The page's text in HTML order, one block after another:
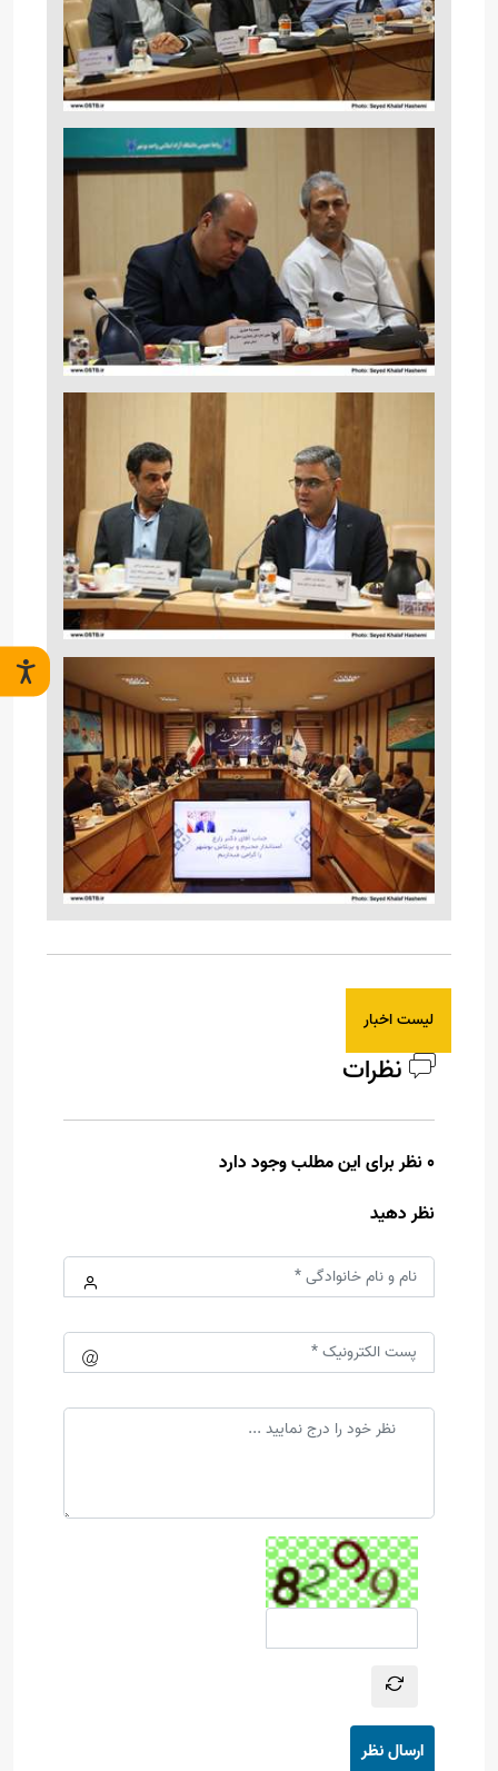
لیست اخبار
نظرات
0 نظر برای این مطلب وجود دارد
نظر دهید
ارسال نظر